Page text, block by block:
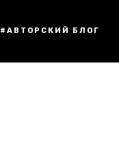
#АВТОРСКИЙ БЛОГ